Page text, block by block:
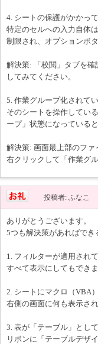
4. シートの保護がかかっ
特定のセルへの入力自体
制限され、オプションボ
解決策: 「校閲」タブを
してみてください。
5. 作業グループ化されて
そのシートを操作してい
ープ」状態になっている
解決策: 画面最上部のフ
右クリックして「作業グ
投稿者: ふなこ
ありがとうございます。
5つも解決策があればで
1. フィルターが適用され
すべて表示にしてもでき
2. シートにマクロ（VBA
右側の画面に何も表示さ
3. 表が「テーブル」とし
リボンに「テーブルデザ